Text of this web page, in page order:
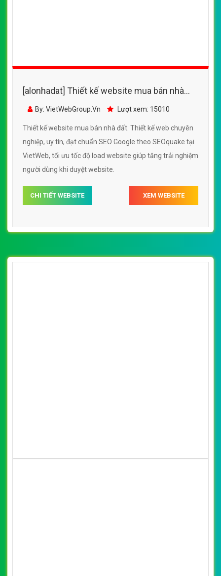
[alonhadat] Thiết kế website mua bán nhà
đất đẹp, chuyên nghiệp chuẩn SEO
By: VietWebGroup.Vn Lượt xem: 15010
Thiết kế website mua bán nhà đất. Thiết kế web chuyên
nghiệp, uy tín, đạt chuẩn SEO Google theo SEOquake tại
VietWeb, tối ưu tốc độ load website giúp tăng trải nghiệm
người dùng khi duyệt website.
CHI TIẾT WEBSITE XEM WEBSITE